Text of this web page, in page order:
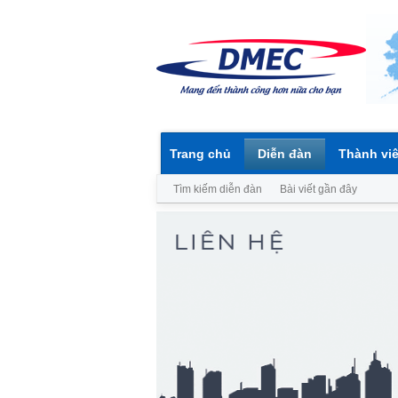
Trang chủ Diễn đàn
Tìm kiếm diễn đàn Bài viết gần đây
Thành